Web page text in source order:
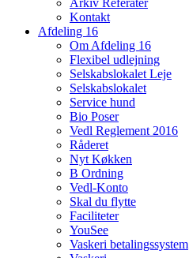
Arkiv Referater
Kontakt
Afdeling 16
Om Afdeling 16
Flexibel udlejning
Selskabslokalet Leje
Selskabslokalet
Service hund
Bio Poser
Vedl Reglement 2016
Råderet
Nyt Køkken
B Ordning
Vedl-Konto
Skal du flytte
Faciliteter
YouSee
Vaskeri betalingssystem